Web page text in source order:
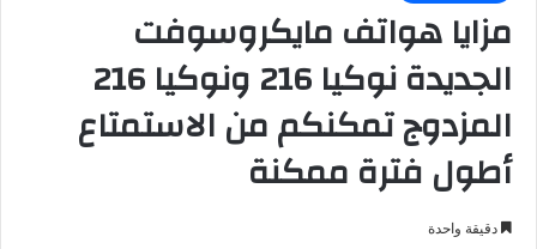
مزايا هواتف مايكروسوفت
الجديدة نوكيا 216 ونوكيا 216
المزدوج تمكنكم من الاستمتاع
أطول فترة ممكنة
دقيقة واحدة